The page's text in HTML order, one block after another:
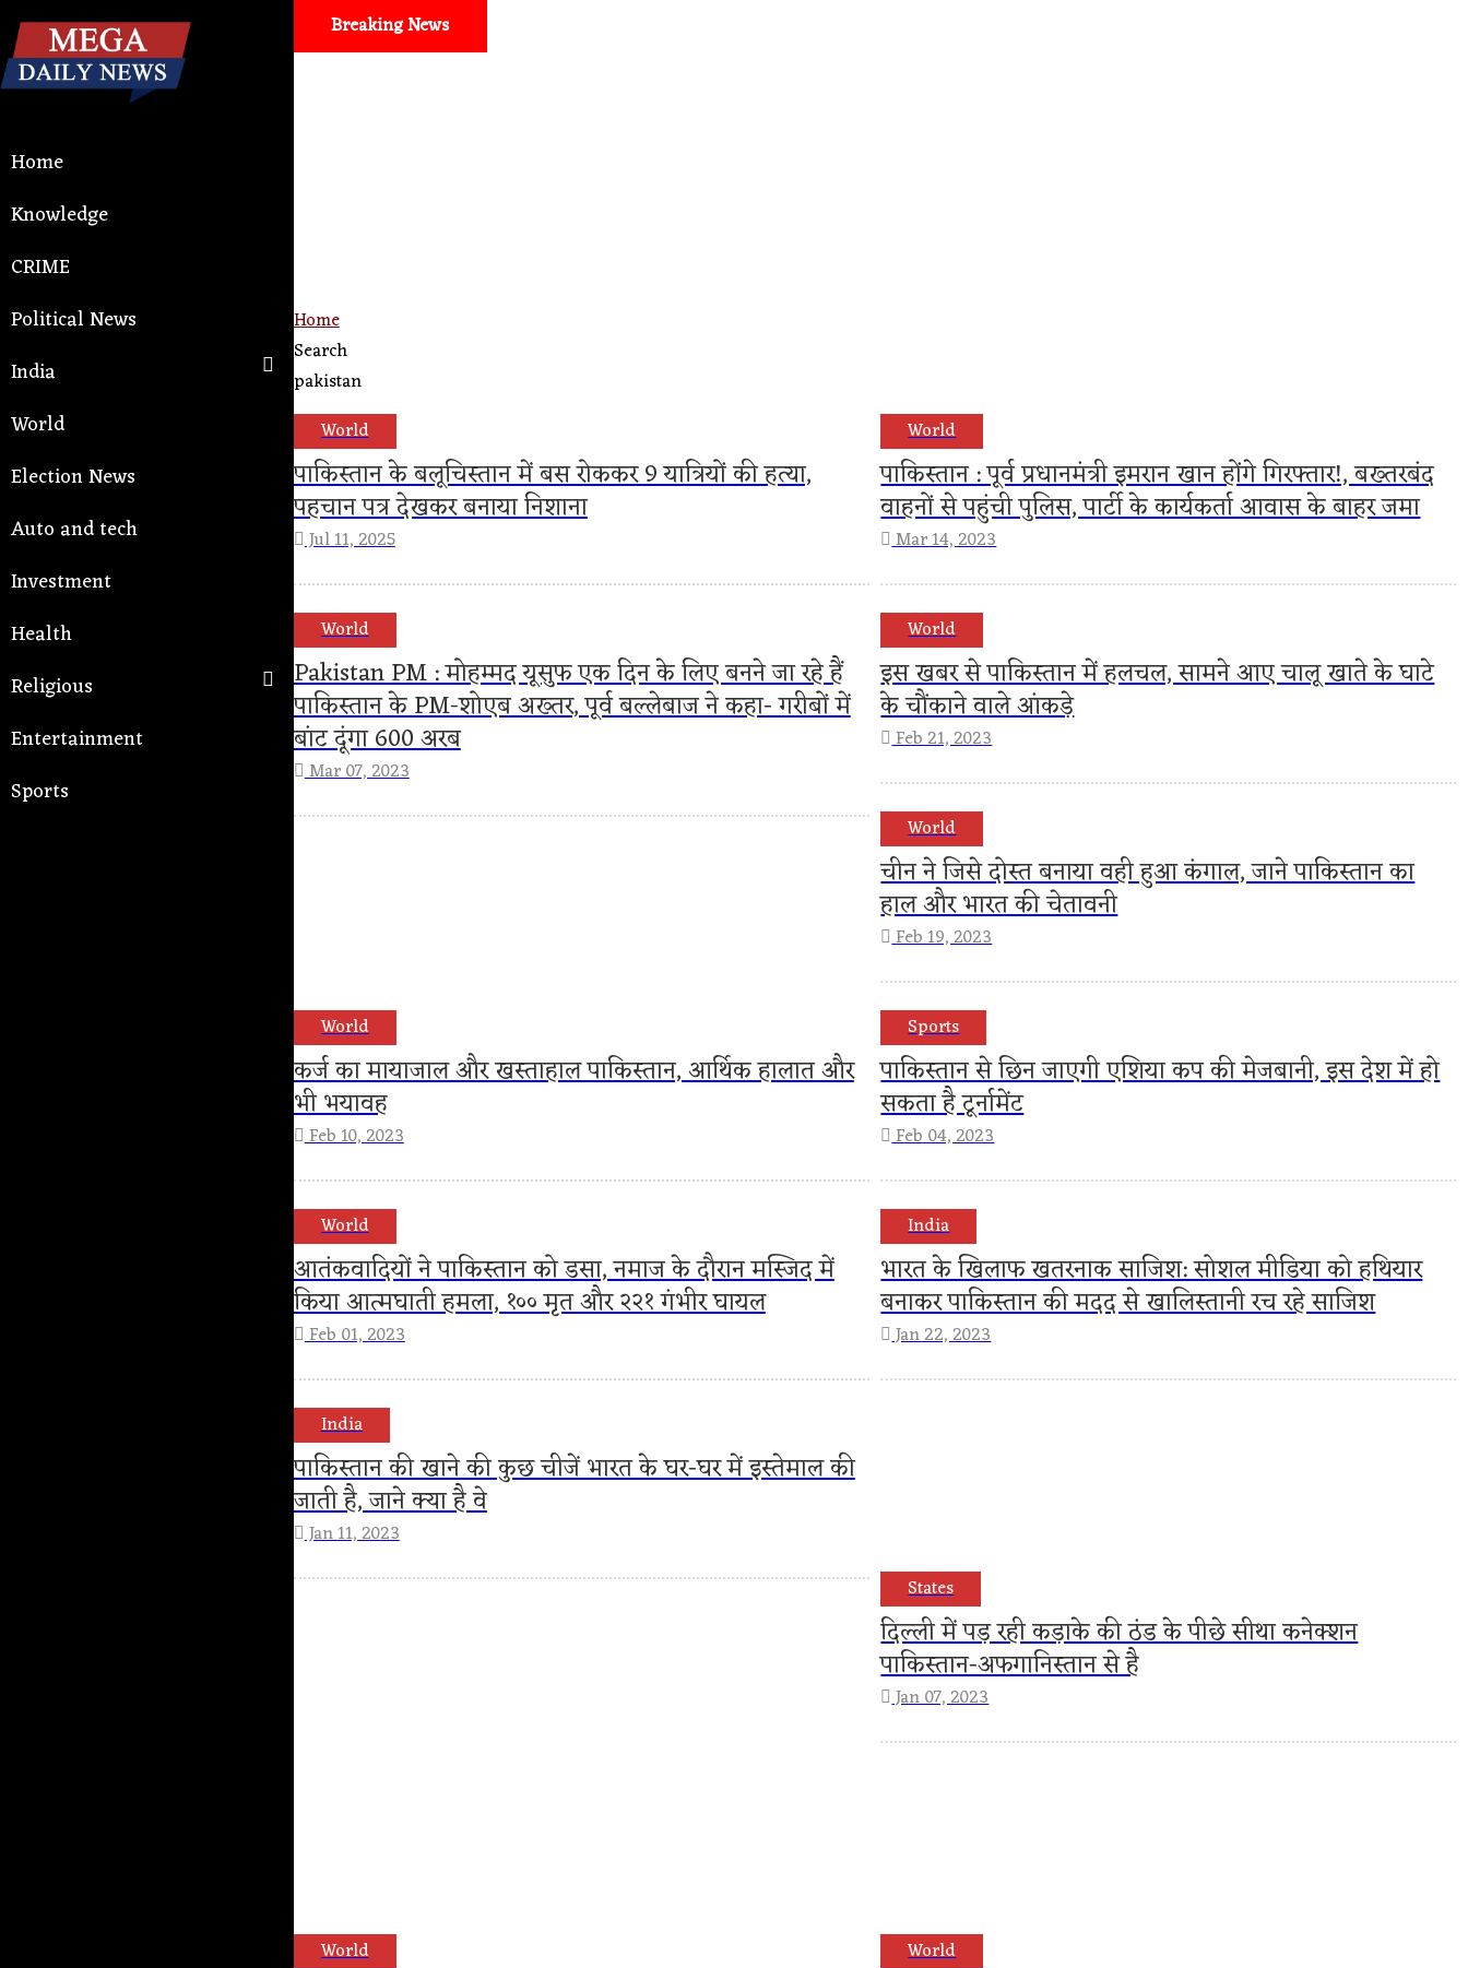
Home
Knowledge
CRIME
Political News
India
World
Election News
Auto and tech
Investment
Health
Religious
Entertainment
Sports
Breaking News
Selector Issues
Home
Search
pakistan
World
पाकिस्तान के बलूचिस्तान में बस रोककर 9 यात्रियों की हत्या,
पहचान पत्र देखकर बनाया निशाना
Jul 11, 2025
World
पाकिस्तान : पूर्व प्रधानमंत्री इमरान खान होंगे गिरफ्तार!, बख्तरबंद
वाहनों से पहुंची पुलिस, पार्टी के कार्यकर्ता आवास के बाहर जमा
Mar 14, 2023
World
Pakistan PM : मोहम्मद यूसुफ एक दिन के लिए बनने जा रहे हैं
पाकिस्तान के PM-शोएब अख्तर, पूर्व बल्लेबाज ने कहा- गरीबों में
बांट दूंगा 600 अरब
Mar 07, 2023
World
इस खबर से पाकिस्तान में हलचल, सामने आए चालू खाते के घाटे
के चौंकाने वाले आंकड़े
Feb 21, 2023
World
चीन ने जिसे दोस्त बनाया वही हुआ कंगाल, जाने पाकिस्तान का
हाल और भारत की चेतावनी
Feb 19, 2023
World
कर्ज का मायाजाल और खस्ताहाल पाकिस्तान, आर्थिक हालात और
भी भयावह
Feb 10, 2023
Sports
पाकिस्तान से छिन जाएगी एशिया कप की मेजबानी, इस देश में हो
सकता है टूर्नामेंट
Feb 04, 2023
World
आतंकवादियों ने पाकिस्तान को डसा, नमाज के दौरान मस्जिद में
किया आत्मघाती हमला, १०० मृत और २२१ गंभीर घायल
Feb 01, 2023
India
भारत के खिलाफ खतरनाक साजिश: सोशल मीडिया को हथियार
बनाकर पाकिस्तान की मदद से खालिस्तानी रच रहे साजिश
Jan 22, 2023
India
पाकिस्तान की खाने की कुछ चीजें भारत के घर-घर में इस्तेमाल की
जाती है, जाने क्या है वे
Jan 11, 2023
States
दिल्ली में पड़ रही कड़ाके की ठंड के पीछे सीथा कनेक्शन
पाकिस्तान-अफगानिस्तान से है
Jan 07, 2023
World World